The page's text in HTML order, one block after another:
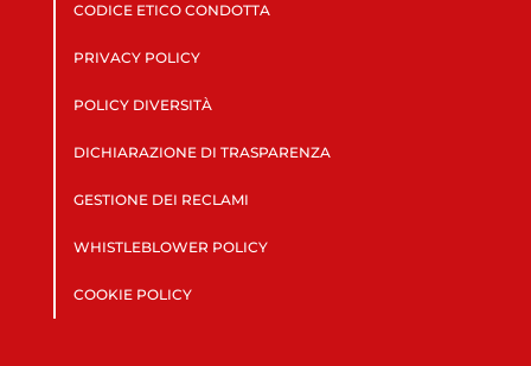
CODICE ETICO CONDOTTA
PRIVACY POLICY
POLICY DIVERSITÀ
DICHIARAZIONE DI TRASPARENZA
GESTIONE DEI RECLAMI
WHISTLEBLOWER POLICY
COOKIE POLICY